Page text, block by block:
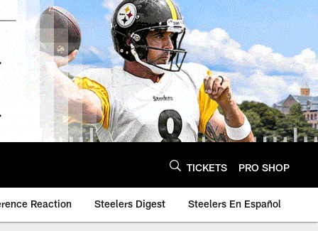
TICKETS PRO SHOP
Reaction Steelers Digest Steelers En Español